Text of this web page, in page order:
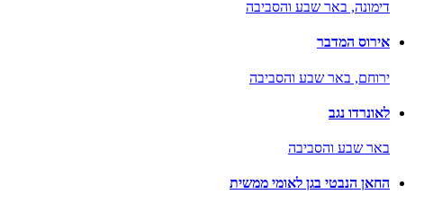
דימונה, באר שבע והסביבה
אירוס המדבר
ירוחם, באר שבע והסביבה
לאונרדו נגב
באר שבע והסביבה
החאן הנבטי בגן לאומי ממשית